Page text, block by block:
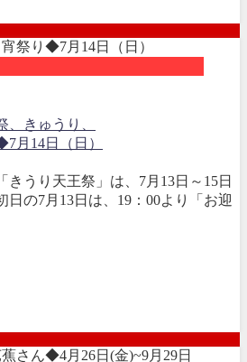
きゅうり、
月14日（日）
うり天王祭」は、7月13日～15日
日の7月13日は、19：00より「お迎